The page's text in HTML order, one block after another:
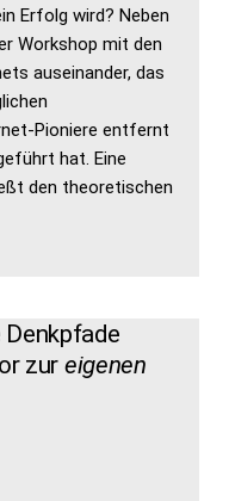
Erfolg wird? Neben
Workshop mit den
auseinander, das
Pioniere entfernt
hat. Eine
den theoretischen
Denkpfade
zur eigenen